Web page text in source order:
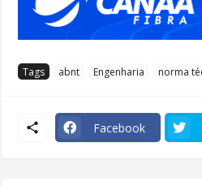
Tags abnt Engenharia norma
Facebook